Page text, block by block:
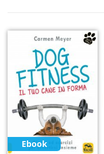
Ebook